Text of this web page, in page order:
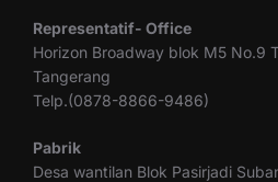
Representatif- Office
Horizon Broadway blok M5 No.9
Tangerang
Telp.(0878-8866-9486)
Pabrik
Desa wantilan Blok Pasirjadi